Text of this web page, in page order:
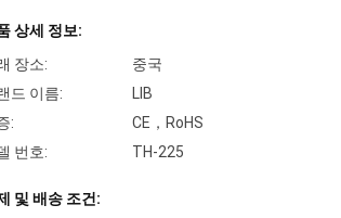
상세 정보:
장소:
중국
드 이름:
LIB
:
CE，RoHS
번호:
TH-225
및 배송 조건: